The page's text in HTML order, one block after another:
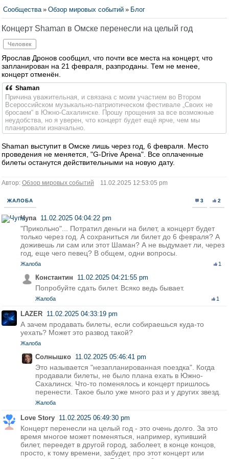
Сообщества » Обзор мировых событий » Блог
Концерт Shaman в Омске перенесли на целый год
Человек
Ярослав Дронов сообщил, что почти все места на концерт, что
запланирован на 21 февраля, разпроданы. Тем не менее,
концерт отменён.
Shaman
Причина уважительная, и связана с моим участием во Втором
Всероссийском музыкально-патриотическом фестивале „Своих не
бросаем“ в Южно-Сахалинске. Прошу прощения за все возможные
неудобства, но я уверен, что концерт будет ещё ярче, чем мы
планировали изначально.
Shaman выступит в Омске лишь через год, 6 февраля. Место
проведения не меняется, "G-Drive Арена". Все оплаченные
билеты останутся действительными на новую дату.
Автор: Обзор мировых событий 11.02.2025 12:53:05 pm
ЖАЛОБА 3 2
Чупа 11.02.2025 04:04:22 pm
"Прикольно"... Потратил деньги на билет, а концерт будет
только через год. А сохраниться ли билет до 6 февраля? А
доживешь ли сам или этот Шаман? А не выдумает ли, через
год, еще чего певец? В общем, одни вопросы.
Жалоба 1
Константин 11.02.2025 04:21:55 pm
Попробуйте сдать билет. Всяко ведь бывает.
Жалоба 1
LAZER 11.02.2025 04:33:19 pm
А зачем продавать билеты, если собираешься куда-то
уехать? Может это развод такой?
Жалоба
Солнышко 11.02.2025 05:46:41 pm
Это называется "незапланированная поездка". Когда
продавали билеты, не было плана ехать в Южно-
Сахалинск. Что-то поменялось и концерт пришлось
перенести. Такое было уже много раз и у других звезд.
Жалоба
Love Story 11.02.2025 06:49:30 pm
Концерт перенесли на целый год - это очень долго. За это
время многое может поменяться, например, купивший
билет, переедет в другой город, заболеет, в конце концов,
просто, к тому времени, забудет, про этот концерт или